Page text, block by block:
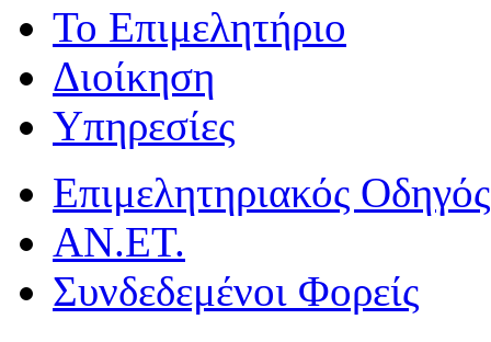
Το Επιμελητήριο
Διοίκηση
Υπηρεσίες
Επιμελητηριακός Οδηγός
ΑΝ.ΕΤ.
Συνδεδεμένοι Φορείς